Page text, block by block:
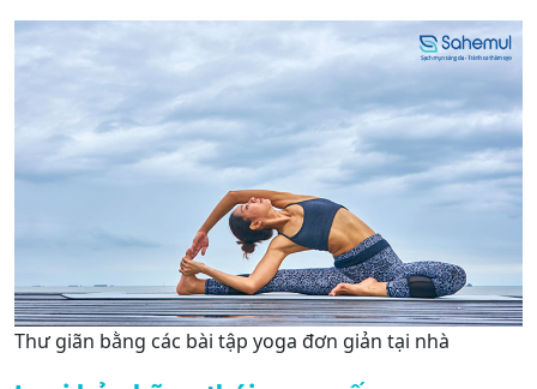
Thư giãn bằng các bài tập yoga đơn giản tại nhà